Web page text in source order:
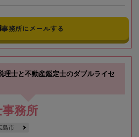
事務所にメールする
理士と不動産鑑定士のダブルライセ
務所
島市